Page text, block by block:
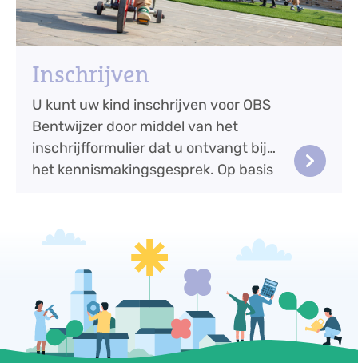
Inschrijven
U kunt uw kind inschrijven voor OBS
Bentwijzer door middel van het
inschrijfformulier dat u ontvangt bij
het kennismakingsgesprek. Op basis
keyboard_arrow_right